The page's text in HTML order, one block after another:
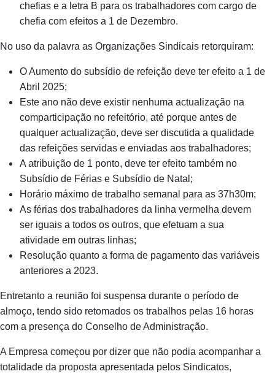
chefias e a letra B para os trabalhadores com cargo de
chefia com efeitos a 1 de Dezembro.
No uso da palavra as Organizações Sindicais retorquiram:
O Aumento do subsídio de refeição deve ter efeito a 1 de
Abril 2025;
Este ano não deve existir nenhuma actualização na
comparticipação no refeitório, até porque antes de
qualquer actualização, deve ser discutida a qualidade
das refeições servidas e enviadas aos trabalhadores;
A atribuição de 1 ponto, deve ter efeito também no
Subsídio de Férias e Subsídio de Natal;
Horário máximo de trabalho semanal para as 37h30m;
As férias dos trabalhadores da linha vermelha devem
ser iguais a todos os outros, que efetuam a sua
atividade em outras linhas;
Resolução quanto a forma de pagamento das variáveis
anteriores a 2023.
Entretanto a reunião foi suspensa durante o período de
almoço, tendo sido retomados os trabalhos pelas 16 horas
com a presença do Conselho de Administração.
A Empresa começou por dizer que não podia acompanhar a
totalidade da proposta apresentada pelos Sindicatos,